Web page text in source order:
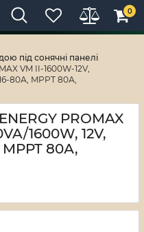
RV-ZAFT
0
під сонячні панелі
VM II-1600W-12V,
80А, MPPT 80А,
PROMAX
1600W, 12V,
80А,